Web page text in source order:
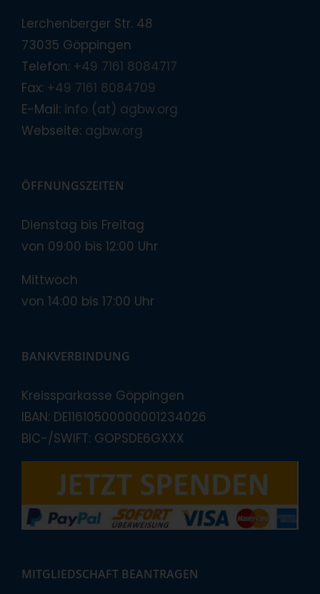
Lerchenberger Str. 48
73035 Göppingen
Telefon: +49 7161 8084717
Fax: +49 7161 8084709
E-Mail: info (at) agbw.org
Webseite: agbw.org
ÖFFNUNGSZEITEN
Dienstag bis Freitag
von 09:00 bis 12:00 Uhr
Mittwoch
von 14:00 bis 17:00 Uhr
BANKVERBINDUNG
Kreissparkasse Göppingen
IBAN: DE11610500000001234026
BIC-/SWIFT: GOPSDE6GXXX
MITGLIEDSCHAFT BEANTRAGEN